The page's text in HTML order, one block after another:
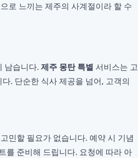
로 느끼는 제주의 사계절이라 할 수
남습니다. 제주 몽탄 특별 서비스는 고
. 단순한 식사 제공을 넘어, 고객의
민할 필요가 없습니다. 예약 시 기념
를 준비해 드립니다. 요청에 따라 아